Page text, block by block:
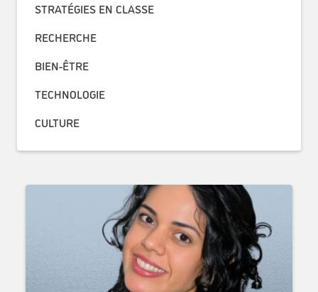
STRATÉGIES EN CLASSE
RECHERCHE
BIEN-ÊTRE
TECHNOLOGIE
CULTURE